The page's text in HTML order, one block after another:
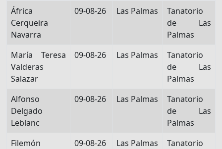
África
Cerqueira
Navarra
09-08-26 Las Palmas
Tanatorio
de Las
Palmas
María Teresa
Valderas
Salazar
09-08-26 Las Palmas
Tanatorio
de Las
Palmas
Alfonso
Delgado
Leblanc
09-08-26 Las Palmas
Tanatorio
de Las
Palmas
Filemón
09-08-26 Las Palmas
Tanatorio